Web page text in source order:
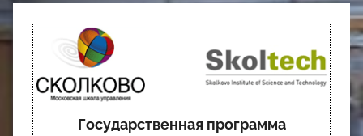
Государственная программа